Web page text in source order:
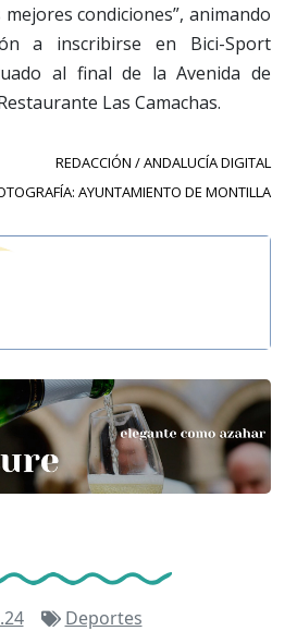
condiciones”, animando
a inscribirse en Bici-Sport
al final de la Avenida de
Las Camachas.
REDACCIÓN / ANDALUCÍA DIGITAL
AYUNTAMIENTO DE MONTILLA
Deportes